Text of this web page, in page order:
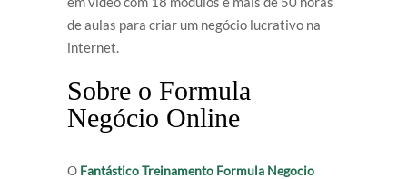
de aulas para criar um negócio lucrativo na
internet.
Sobre o Formula
Negócio Online
O Fantástico Treinamento Formula Negocio